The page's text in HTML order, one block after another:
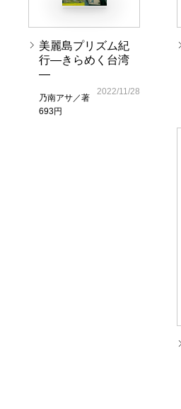
美麗島プリズム紀
行―きらめく台湾
―
乃南アサ／著
693円
2022/11/28